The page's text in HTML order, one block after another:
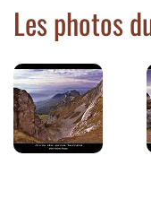
Les photos